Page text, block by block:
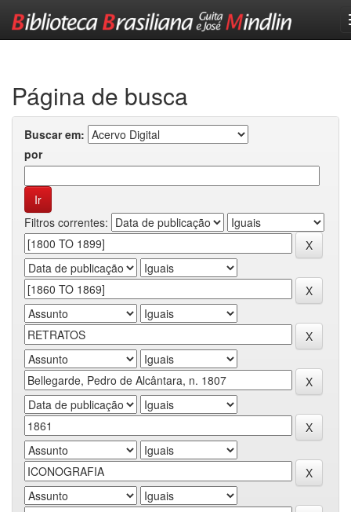
Página de busca
Buscar em:
por
Filtros correntes: